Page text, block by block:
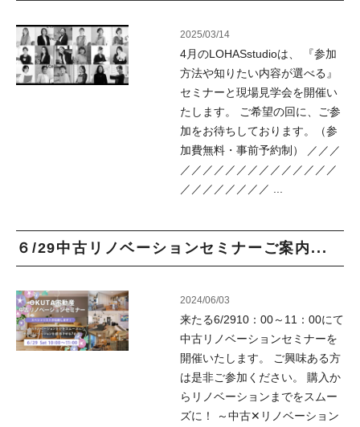
2025/03/14
4月のLOHASstudioは、 『参加
方法や知りたい内容が選べる』
セミナーと現場見学会を開催い
たします。 ご希望の回に、ご参
加をお待ちしております。（参
加費無料・事前予約制） ／／／
／／／／／／／／／／／／／／
／／／／／／／／ ...
６/29中古リノベーションセミナーご案内...
2024/06/03
来たる6/2910：00～11：00にて
中古リノベーションセミナーを
開催いたします。 ご興味ある方
は是非ご参加ください。 購入か
らリノベーションまでをスムー
ズに！ ～中古✕リノベーション